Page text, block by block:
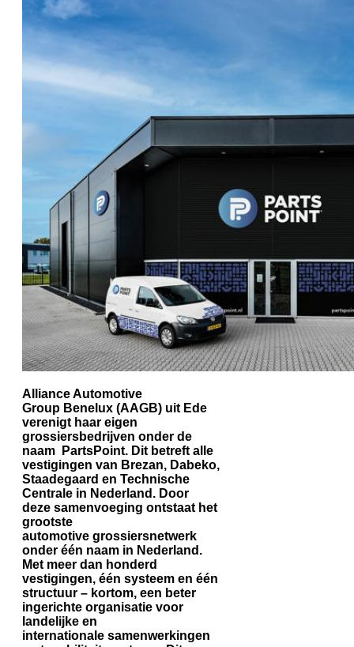
Alliance Automotive
Group Benelux (AAGB) uit Ede
verenigt haar eigen
grossiersbedrijven onder de
naam PartsPoint. Dit betreft alle
vestigingen van Brezan, Dabeko,
Staadegaard en Technische
Centrale in Nederland. Door
deze samenvoeging ontstaat het
grootste
automotive grossiersnetwerk
onder één naam in Nederland.
Met meer dan honderd
vestigingen, één systeem en één
structuur – kortom, een beter
ingerichte organisatie voor
landelijke en
internationale samenwerkingen